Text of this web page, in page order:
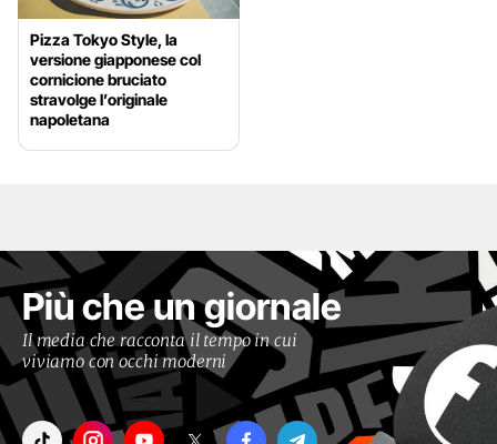
Pizza Tokyo Style, la
versione giapponese col
cornicione bruciato
stravolge l’originale
napoletana
Più che un giornale
Il media che racconta il tempo in cui
viviamo con occhi moderni